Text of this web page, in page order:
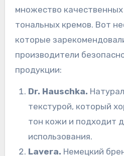
множество
тональных кремов. Вот
которые
производители
продукции:
Dr. Hauschka.
текстурой, который
тон кожи и подходит
использования.
Lavera. Немецкий